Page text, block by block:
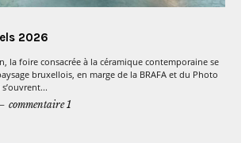
2026
la foire consacrée à la céramique contemporaine se
bruxellois, en marge de la BRAFA et du Photo
commentaire 1